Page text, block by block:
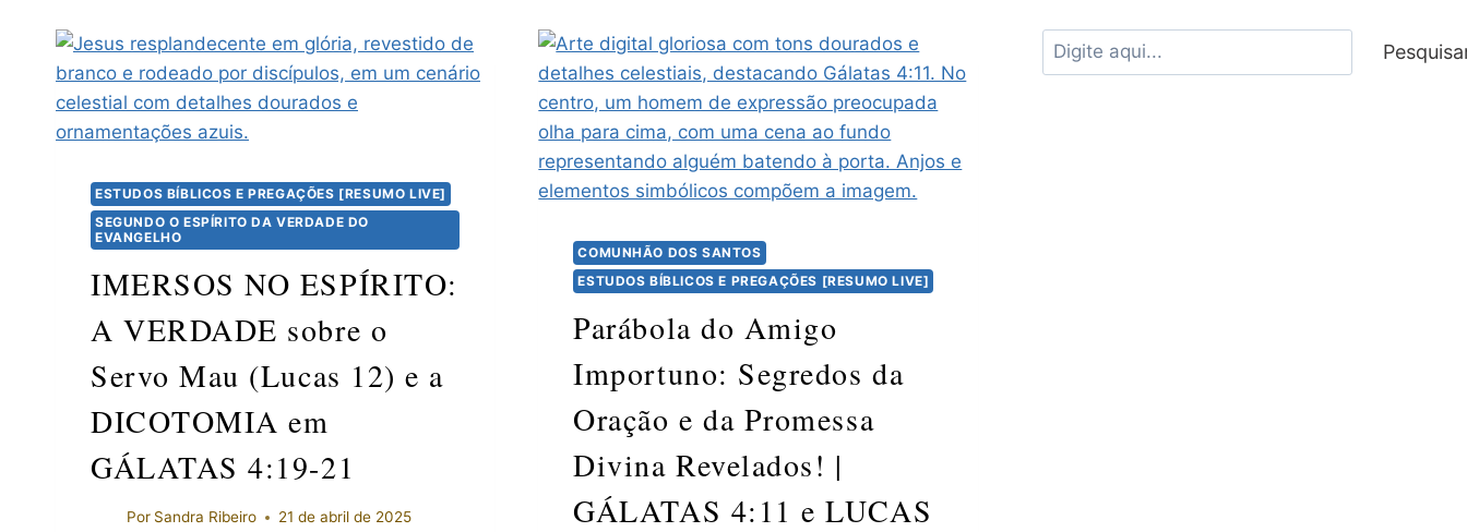
ESTUDOS BÍBLICOS E PREGAÇÕES [RESUMO LIVE]
SEGUNDO O ESPÍRITO DA VERDADE DO
EVANGELHO
IMERSOS NO ESPÍRITO:
A VERDADE sobre o
Servo Mau (Lucas 12) e a
DICOTOMIA em
GÁLATAS 4:19-21
Por Sandra Ribeiro 21 de abril de 2025
COMUNHÃO DOS SANTOS
ESTUDOS BÍBLICOS E PREGAÇÕES [RESUMO LIVE]
Parábola do Amigo
Importuno: Segredos da
Oração e da Promessa
Divina Revelados! |
GÁLATAS 4:11 e LUCAS